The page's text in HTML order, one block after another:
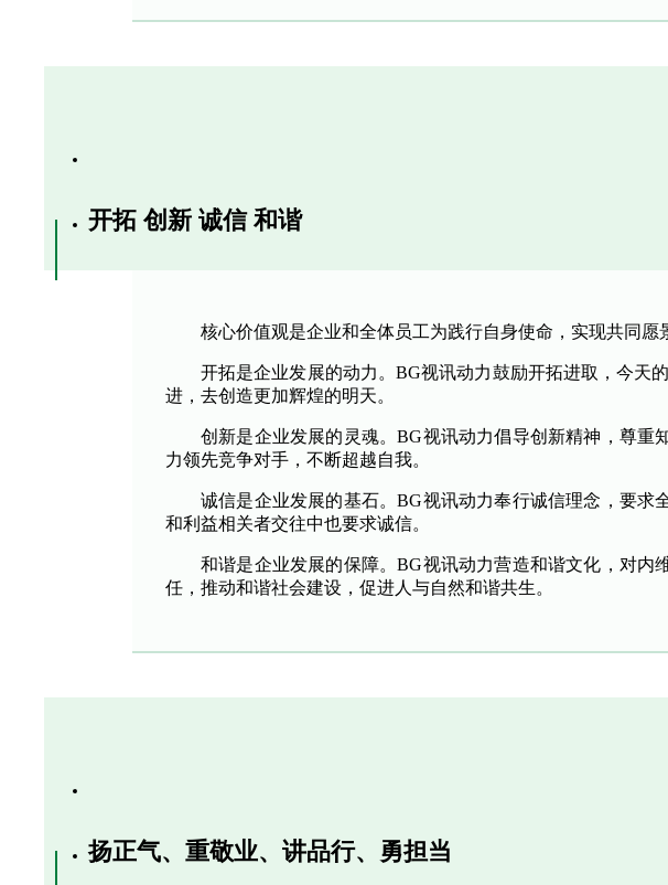
开拓 创新 诚信 和谐
核心价值观是企业和全体员工为践行自身使命，实现共同愿
开拓是企业发展的动力。BG视讯动力鼓励开拓进取，今天
进，去创造更加辉煌的明天。
创新是企业发展的灵魂。BG视讯动力倡导创新精神，尊
力领先竞争对手，不断超越自我。
诚信是企业发展的基石。BG视讯动力奉行诚信理念，要
和利益相关者交往中也要求诚信。
和谐是企业发展的保障。BG视讯动力营造和谐文化，对
任，推动和谐社会建设，促进人与自然和谐共生。
扬正气、重敬业、讲品行、勇担当